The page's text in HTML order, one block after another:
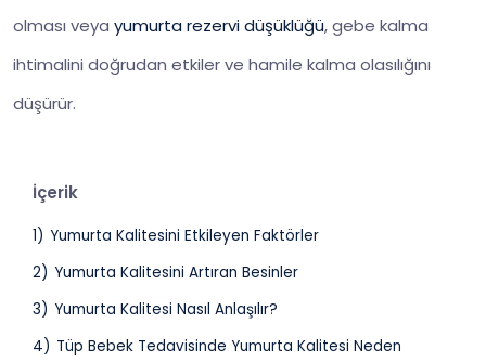
olması veya yumurta rezervi düşüklüğü, gebe kalma
ihtimalini doğrudan etkiler ve hamile kalma olasılığını
düşürür.
İçerik
1) Yumurta Kalitesini Etkileyen Faktörler
2) Yumurta Kalitesini Artıran Besinler
3) Yumurta Kalitesi Nasıl Anlaşılır?
4) Tüp Bebek Tedavisinde Yumurta Kalitesi Neden